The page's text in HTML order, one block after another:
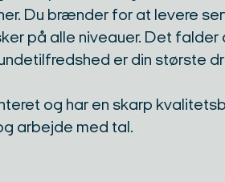
Du brænder for at levere
på alle niveauer. Det
er din største
og har en skarp
arbejde med tal.